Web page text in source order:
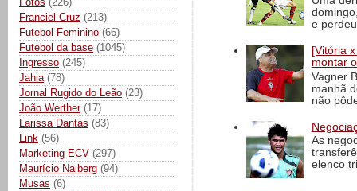
Franciel Cruz (213)
Futebol Feminino (66)
Futebol da base (1045)
Ingresso (245)
Jahia (78)
Jornal Rugido do Leão (23)
João Werther (17)
Larissa Dantas (83)
Link (56)
Marketing ECV (297)
Maurício Naiberg (94)
Musas (6)
e
[Vitória
montar
Vagner
manhã
não
As
elenco